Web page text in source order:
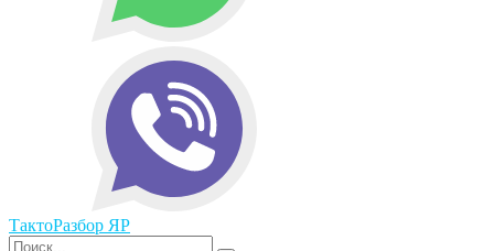
ТактоРазбор ЯР